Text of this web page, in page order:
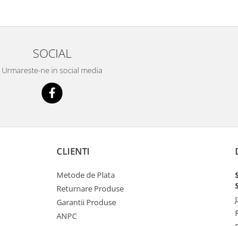
SOCIAL
Urmareste-ne in social media
CLIENTI
Metode de Plata
Returnare Produse
Garantii Produse
ANPC